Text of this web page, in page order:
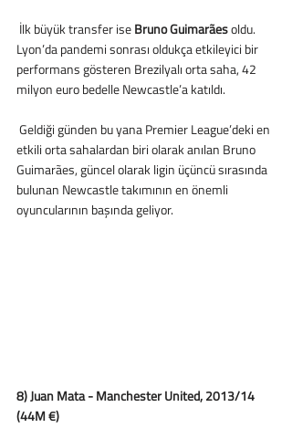
İlk büyük transfer ise Bruno Guimarães oldu.
Lyon’da pandemi sonrası oldukça etkileyici bir
performans gösteren Brezilyalı orta saha, 42
milyon euro bedelle Newcastle’a katıldı.
etkili orta sahalardan biri olarak anılan Bruno
Guimarães, güncel olarak ligin üçüncü sırasında
bulunan Newcastle takımının en önemli
oyuncularının başında geliyor.
8) Juan Mata - Manchester United, 2013/14
(44M €)